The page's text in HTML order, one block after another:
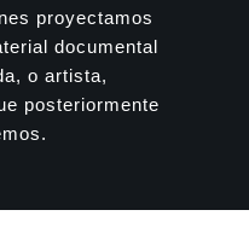
proyectamos
documental
o artista,
posteriormente